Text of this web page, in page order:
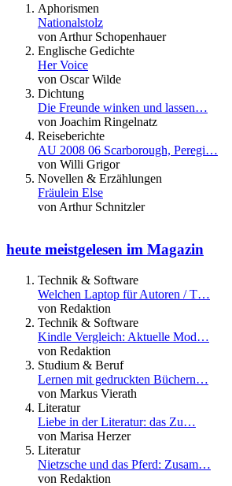
Aphorismen
Nationalstolz
von Arthur Schopenhauer
Englische Gedichte
Her Voice
von Oscar Wilde
Dichtung
Die Freunde winken und lassen…
von Joachim Ringelnatz
Reiseberichte
AU 2008 06 Scarborough, Peregi…
von Willi Grigor
Novellen & Erzählungen
Fräulein Else
von Arthur Schnitzler
heute meistgelesen im Magazin
Technik & Software
Welchen Laptop für Autoren / T…
von Redaktion
Technik & Software
Kindle Vergleich: Aktuelle Mod…
von Redaktion
Studium & Beruf
Lernen mit gedruckten Büchern…
von Markus Vierath
Literatur
Liebe in der Literatur: das Zu…
von Marisa Herzer
Literatur
Nietzsche und das Pferd: Zusam…
von Redaktion